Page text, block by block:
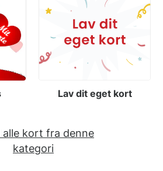
Lav dit eget kort
alle kort fra denne
kategori